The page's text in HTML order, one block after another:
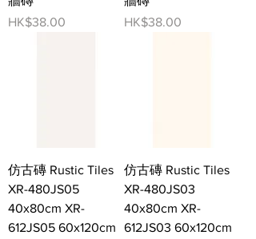
價格
HK$38.00
價格
HK$38.00
仿古磚 Rustic Tiles
XR-480JS05
40x80cm XR-
612JS05 60x120cm
仿古磚 Rustic Tiles
XR-480JS03
40x80cm XR-
612JS03 60x120cm